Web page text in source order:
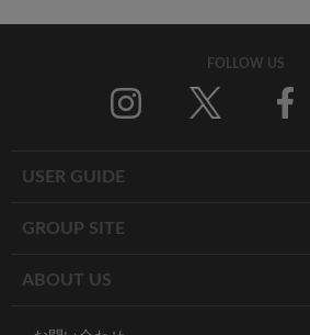
FOLLOW US
USER GUIDE
GROUP SITE
ABOUT US